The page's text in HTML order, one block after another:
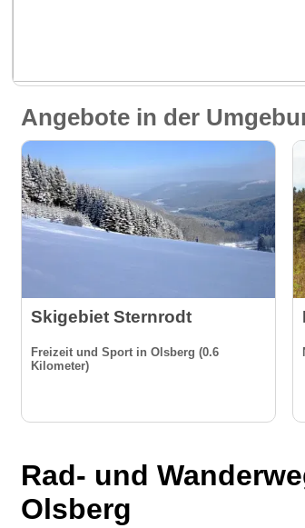
Angebote in der
Skigebiet Sternrodt
Freizeit und Sport in Olsberg (0.6
Kilometer)
Rad- und
Olsberg